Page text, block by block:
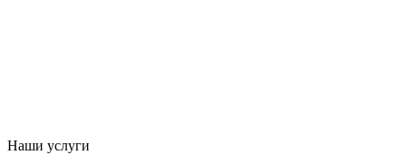
Наши услуги